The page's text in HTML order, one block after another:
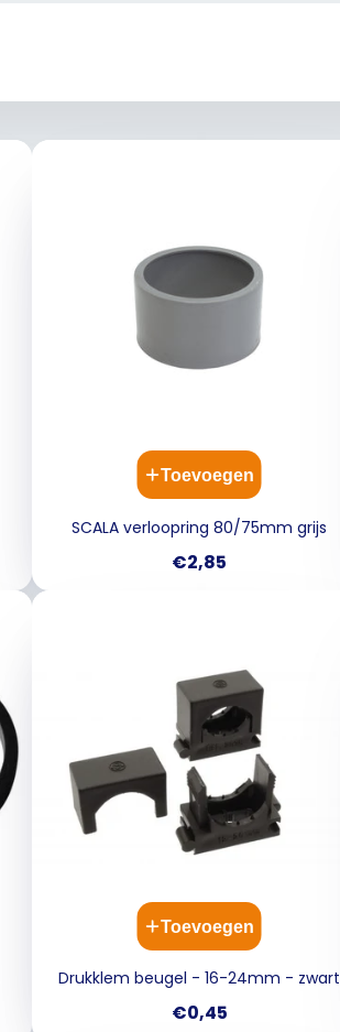
Toevoegen
SCALA verloopring 80/75mm grijs
Prijs
€2,85
Toevoegen
Drukklem beugel - 16-24mm - zwart
Prijs
€0,45